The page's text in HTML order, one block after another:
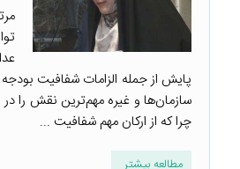
پایش از جمله الزامات شفافیت
سازمان‌ها و غیره مهم‌ترین نقش را
چرا که از ارکان مهم شفافیت ...
مطالعه بیشتر